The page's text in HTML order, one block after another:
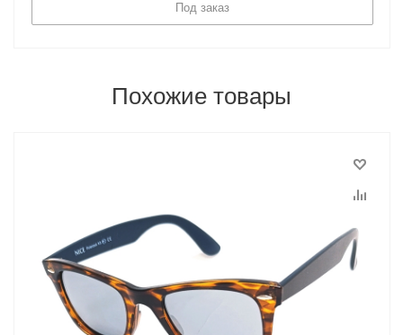
Под заказ
Похожие товары